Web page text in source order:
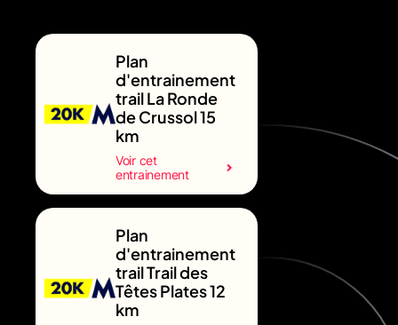
Plan
d'entrainement
trail La Ronde
de Crussol 15
km
Voir cet
entrainement
Plan
d'entrainement
trail Trail des
Têtes Plates 12
km